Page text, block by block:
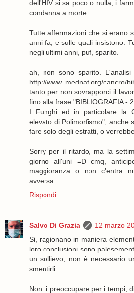
dell'HIV si sa poco o nulla, i
condanna a morte.
Tutte affermazioni che si erano
anni fa, e sulle quali insistono.
negli ultimi anni, puf, sparito.
ah, non sono sparito. L'analisi
http://www. mednat.org/cancro/
tanto per non sovrapporci il
fino alla frase "BIBLIOGRAFIA - 2
I Funghi ed in particolare la
elevato di Polimorfismo"; anche
fare solo degli estratti, o
Sorry per il ritardo, ma la
giorno all'uni =D cmq,
maggioranza o non c'entra
avversa.
Rispondi
Salvo Di Grazia
12 marzo
Si, ragionano in maniera
loro conclusioni sono
un sollievo, non è necessario
smentirli.
Non ti preoccupare per i tempi,